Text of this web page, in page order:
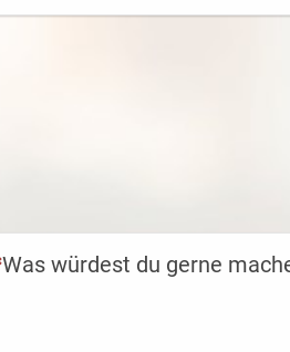
(Dies ist eine Pflichtfrage.)
Was würdest du gerne